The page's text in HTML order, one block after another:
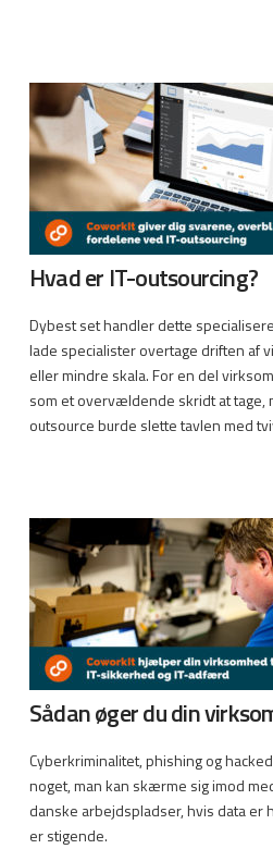
Hvad er IT-outsourcing?
Dybest set handler dette
lade specialister overtage driften af
eller mindre skala. For en del
som et overvældende skridt at tage,
outsource burde slette tavlen med
Sådan øger du din
Cyberkriminalitet, phishing og
noget, man kan skærme sig imod
danske arbejdspladser, hvis data
er stigende.